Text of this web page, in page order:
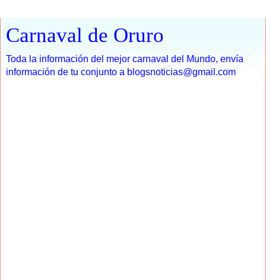
Carnaval de Oruro
Toda la información del mejor carnaval del Mundo, envía
información de tu conjunto a blogsnoticias@gmail.com